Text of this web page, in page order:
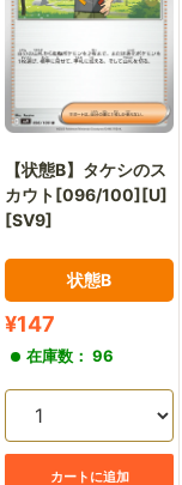
【状態B】タケシのス
カウト[096/100][U]
[SV9]
状態B
販
価
格
¥147
在庫数： 96
カートに追加